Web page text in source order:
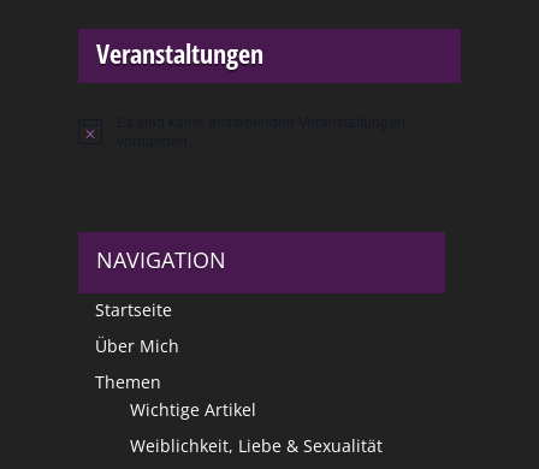
Veranstaltungen
Hinweis
NAVIGATION
Startseite
Über Mich
Themen
Wichtige Artikel
Weiblichkeit, Liebe & Sexualität